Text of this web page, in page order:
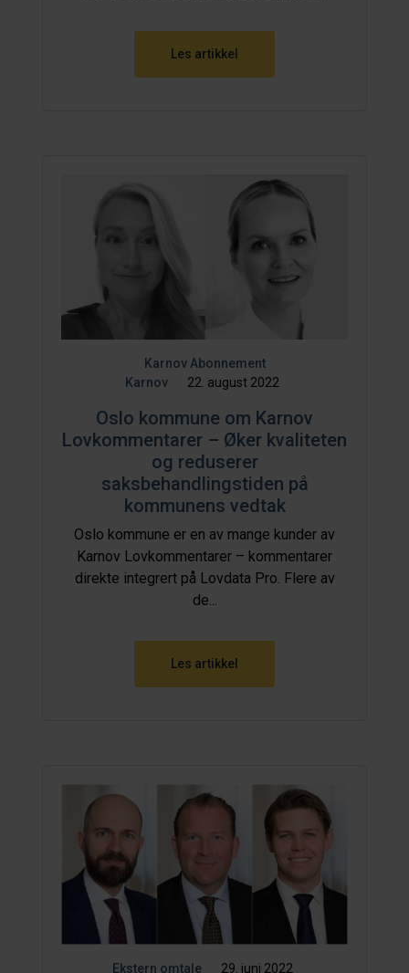
Les artikkel
Karnov Abonnement
Karnov
22. august 2022
Oslo kommune om Karnov
Lovkommentarer – Øker kvaliteten
og reduserer
saksbehandlingstiden på
kommunens vedtak
Oslo kommune er en av mange kunder av
Karnov Lovkommentarer – kommentarer
direkte integrert på Lovdata Pro. Flere av
de...
Les artikkel
Ekstern omtale 29. juni 2022